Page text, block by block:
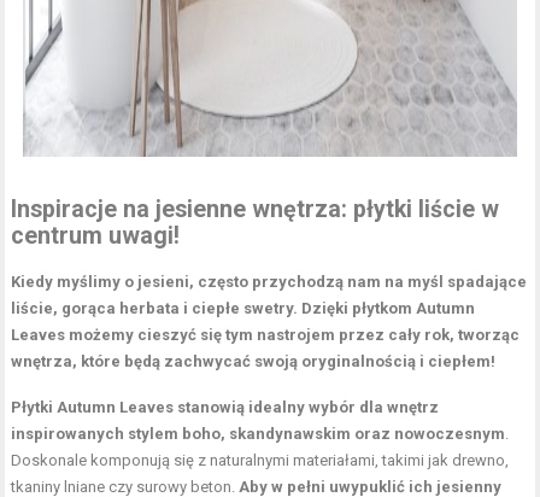
Inspiracje na jesienne wnętrza: płytki liście w
centrum uwagi!
Kiedy myślimy o jesieni, często przychodzą nam na myśl spadające
liście, gorąca herbata i ciepłe swetry. Dzięki płytkom Autumn
Leaves możemy cieszyć się tym nastrojem przez cały rok, tworząc
wnętrza, które będą zachwycać swoją oryginalnością i ciepłem!
Płytki Autumn Leaves stanowią idealny wybór dla wnętrz
inspirowanych stylem boho, skandynawskim oraz nowoczesnym
Doskonale komponują się z naturalnymi materiałami, takimi jak drewno,
tkaniny lniane czy surowy beton. Aby w pełni uwypuklić ich jesienny